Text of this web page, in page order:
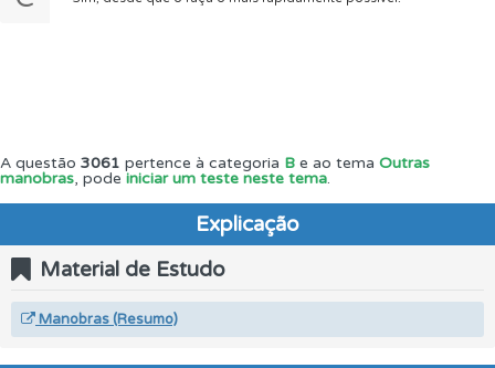
A questão 3061 pertence à categoria B e ao tema Outras
manobras, pode iniciar um teste neste tema.
Explicação
Material de Estudo
Manobras (Resumo)